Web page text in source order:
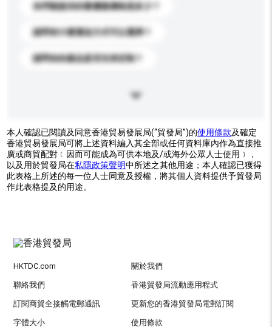
你們能提供的最優惠價格是多少？
請問有什麼運送方式可以選擇？
請問你的產品是否支持定制？
本人確認已閱讀及同意香港貿易發展局(“貿發局”)的使用條款及確定
香港貿易發展局可將上述資料編入其全部或任何資料庫內作為直接推
廣或商貿配對﹝因而可能成為可供本地及/或海外公眾人士使用﹞，
以及用於貿發局在私隱政策聲明中所述之其他用途；本人確認已獲得
此表格上所述的每一位人士同意及授權，將其個人資料提供予貿發局
作此表格提及的用途。
HKTDC.com 關於我們
聯絡我們 香港貿發局流動應用程式
訂閱商貿全接觸電郵通訊 更新您的香港貿發局電郵訂閱
字體大小 使用條款